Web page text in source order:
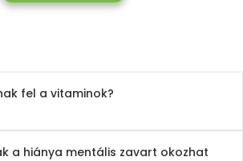
vitaminról
fel a vitaminok?
a hiánya mentális zavart okozhat